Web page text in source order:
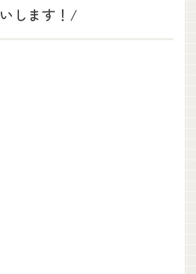
いします！/